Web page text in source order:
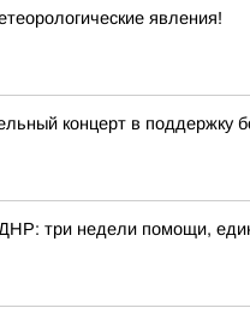
явления!
концерт в поддержку
три недели помощи,